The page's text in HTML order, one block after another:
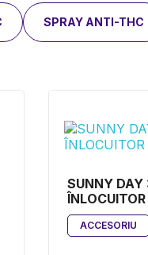
SPRAY ANTI-THC
SUNNY DAY
ACCESORIU